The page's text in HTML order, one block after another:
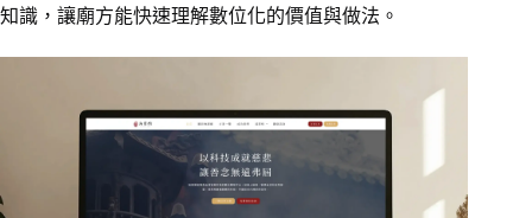
知識，讓廟方能快速理解數位化的價值與做法。